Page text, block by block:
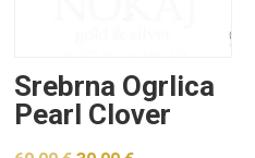
Srebrna Ogrlica
Pearl Clover